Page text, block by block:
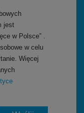
jest
w Polsce” .
w celu
Więcej